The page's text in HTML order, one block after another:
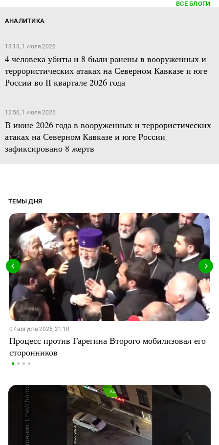
ВСЕ БЛОГИ
АНАЛИТИКА
13:13, 1 июля 2026
4 человека убиты и 8 были ранены в вооруженных и
террористических атаках на Северном Кавказе и юге
России во II квартале 2026 года
12:56, 1 июля 2026
В июне 2026 года в вооруженных и террористических
атаках на Северном Кавказе и юге России
зафиксировано 8 жертв
ТЕМЫ ДНЯ
07 августа 2026, 21:10
Процесс против Гарегина Второго мобилизовал его
сторонников